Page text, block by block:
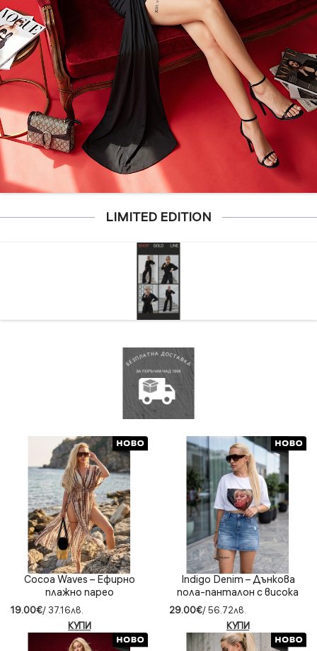
LIMITED EDITION
Cocoa Waves – Ефирно
плажно парео
19.00€/ 37.16лв.
КУПИ
Indigo Denim – Дънкова
пола-панталон с висока
талия
29.00€/ 56.72лв.
КУПИ